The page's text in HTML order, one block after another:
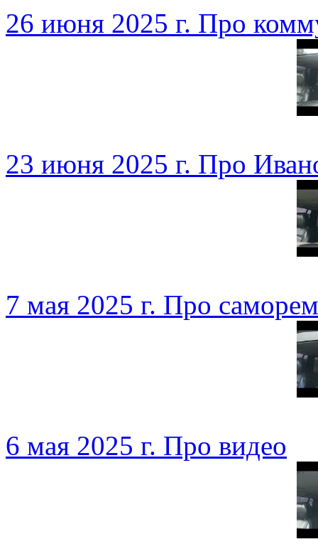
26 июня 2025 г. Про
23 июня 2025 г. Про
7 мая 2025 г. Про
6 мая 2025 г. Про видео